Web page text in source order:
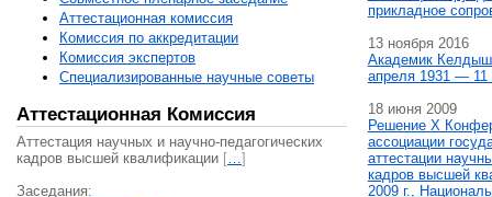
Аттестационная комисcия
Комиссия по аккредитации
Комиссия экспертов
Специализированные научные советы
Аттестационная Комиссия
Аттестация научных и научно-педагогических
кадров высшей квалификации […]
Заседания:
прикладное
13 ноября 2016
Академик
апреля 1931 — 11
18 июня 2009
Решение X
ассоциации
аттестации
кадров высшей
2009 г.,